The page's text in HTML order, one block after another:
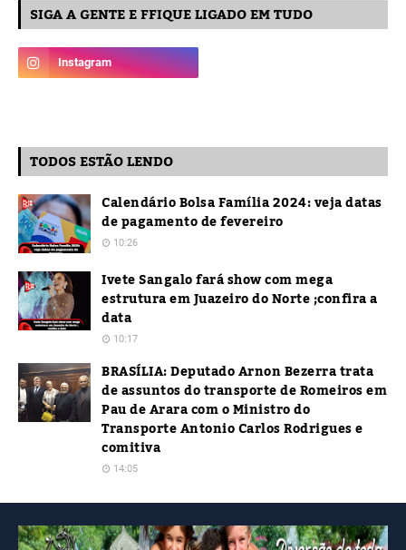
SIGA A GENTE E FFIQUE LIGADO EM TUDO
TODOS ESTÃO LENDO
Calendário Bolsa Família 2024: veja datas
de pagamento de fevereiro
10:26
Ivete Sangalo fará show com mega
estrutura em Juazeiro do Norte ;confira a
data
10:17
BRASÍLIA: Deputado Arnon Bezerra trata
de assuntos do transporte de Romeiros em
Pau de Arara com o Ministro do
Transporte Antonio Carlos Rodrigues e
comitiva
14:05